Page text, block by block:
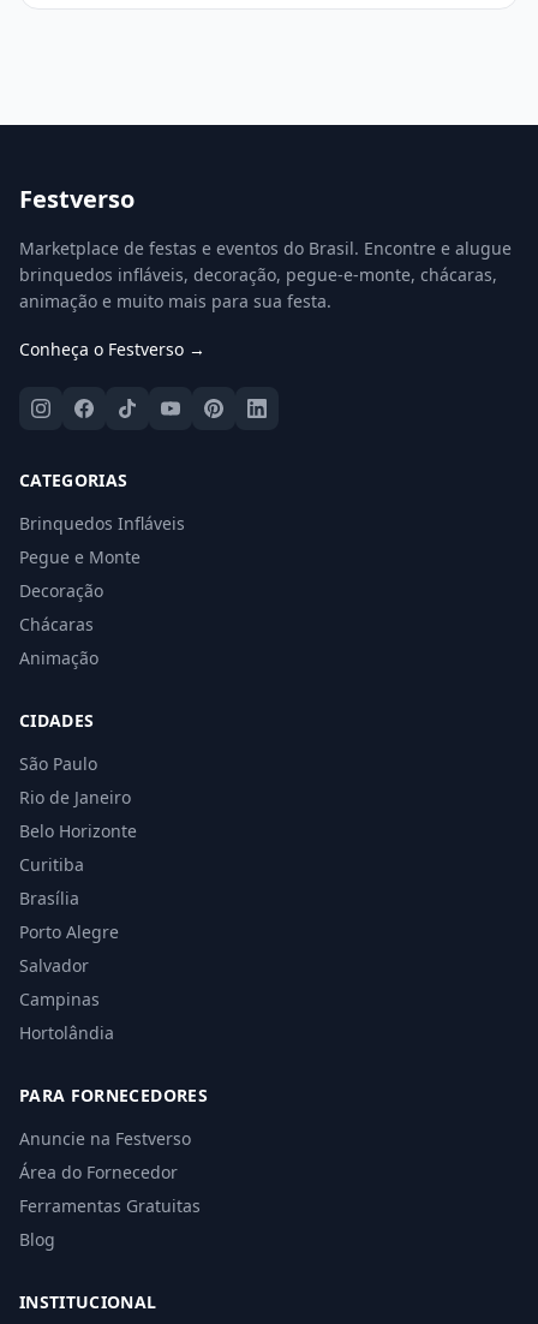
Festverso
Marketplace de festas e eventos do Brasil. Encontre e alugue
brinquedos infláveis, decoração, pegue-e-monte, chácaras,
animação e muito mais para sua festa.
Conheça o Festverso →
CATEGORIAS
Brinquedos Infláveis
Pegue e Monte
Decoração
Chácaras
Animação
CIDADES
São Paulo
Rio de Janeiro
Belo Horizonte
Curitiba
Brasília
Porto Alegre
Salvador
Campinas
Hortolândia
PARA FORNECEDORES
Anuncie na Festverso
Área do Fornecedor
Ferramentas Gratuitas
Blog
INSTITUCIONAL